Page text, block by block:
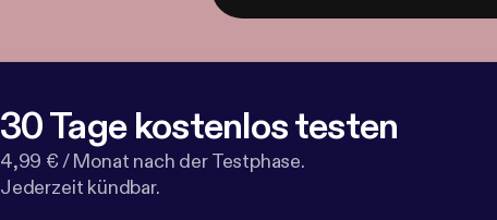
30 Tage kostenlos testen
4,99 € / Monat nach der Testphase.
Jederzeit kündbar.